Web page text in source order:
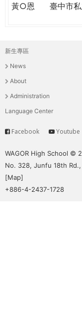
黃○恩
臺中市
主
選
單
新生專區
News
About
Administration
Language Center
Service
Facebook Youtube
WAGOR High School ©
No. 328, Junfu 18th
[Map]
+886-4-2437-1728